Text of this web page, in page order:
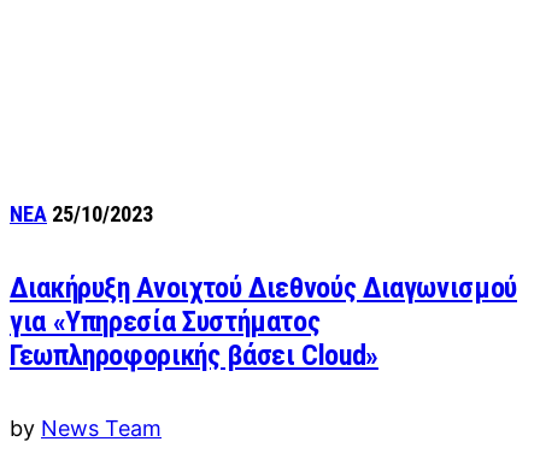
ΝΕΑ 25/10/2023
Διακήρυξη Ανοιχτού Διεθνούς Διαγωνισμού
για «Υπηρεσία Συστήματος
Γεωπληροφορικής βάσει Cloud»
by News Team